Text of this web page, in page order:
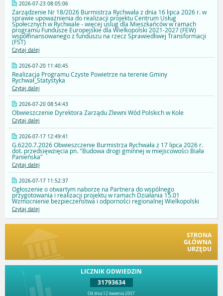
2026-07-23 08:05:06
Zarządzenie Nr 18/2026 Burmistrza Rychwała z dnia 16 lipca 2026 r. w
sprawie upoważnienia do realizacji projektu Centrum Usług
Społecznych w Rychwale - więcej uslug dla Mieszkańców w ramach
programu Fundusze Europejskie dla Wielkopolski 2021-2027 (FEW)
współfinansowanego z funduszu na rzecz Sprawiedliwej Transformacji
(FST)
Czytaj dalej
2026-07-20 11:40:45
Realizacja Programu Czyste Powietrze na terenie Gminy
Rychwał_Statystyka
Czytaj dalej
2026-07-20 08:54:43
Obwieszczenie Dyrektora Zarządu Zlewni Wód Polskich w Kole
Czytaj dalej
2026-07-17 12:49:41
G.6220.7.2026 Obwieszczenie Burmistrza Rychwała z 17 lipca 2026 r.
dot. przedsięwzięcia pn. "Budowa drogi gminnej w miejscowości Biała
Panieńska"
Czytaj dalej
2026-07-17 11:52:37
Ogłoszenie o otwartym naborze na Partnera do wspólnego
przygotowania i realizacji projektu w ramach Działania 15.01
Wzmocnienie bezpieczeństwa i odporności regionalnej Wielkopolski
Czytaj dalej
STRONA
GŁÓWNA
URZĘDU
LICZNIK ODWIEDZIN
31793634
Od dnia 12 kwietnia 2007